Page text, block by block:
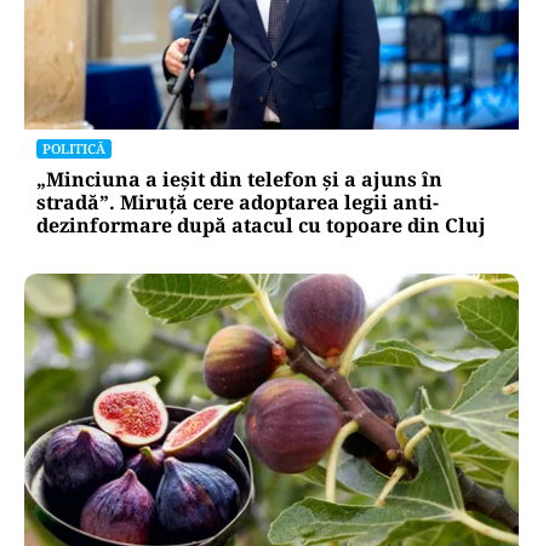
POLITICĂ
„Minciuna a ieșit din telefon și a ajuns în
stradă”. Miruță cere adoptarea legii anti-
dezinformare după atacul cu topoare din Cluj